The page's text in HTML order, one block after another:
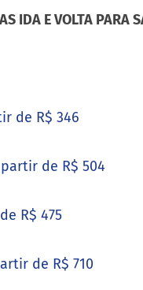
IDA E VOLTA PARA
de R$ 346
de R$ 504
R$ 475
de R$ 710